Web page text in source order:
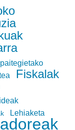
Fiskalak
Lehiaketa